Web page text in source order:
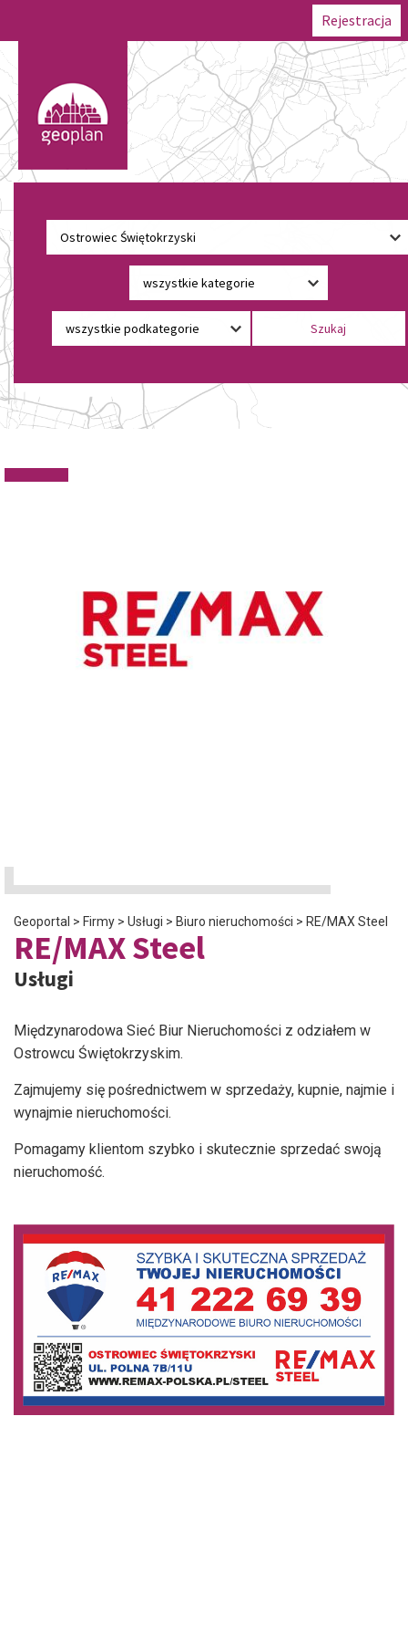
Rejestracja
Geoportal > Firmy > Usługi > Biuro nieruchomości > RE/MAX Steel
RE/MAX Steel
Usługi
Międzynarodowa Sieć Biur Nieruchomości z odziałem w
Ostrowcu Świętokrzyskim.
Zajmujemy się pośrednictwem w sprzedaży, kupnie, najmie i
wynajmie nieruchomości.
Pomagamy klientom szybko i skutecznie sprzedać swoją
nieruchomość.